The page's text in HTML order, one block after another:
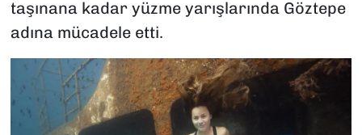
taşınana kadar yüzme yarışlarında Göztepe
adına mücadele etti.